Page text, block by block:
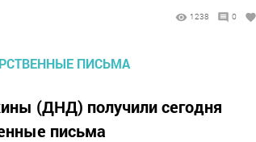
1238 0
(ДНД) получили сегодня
письма